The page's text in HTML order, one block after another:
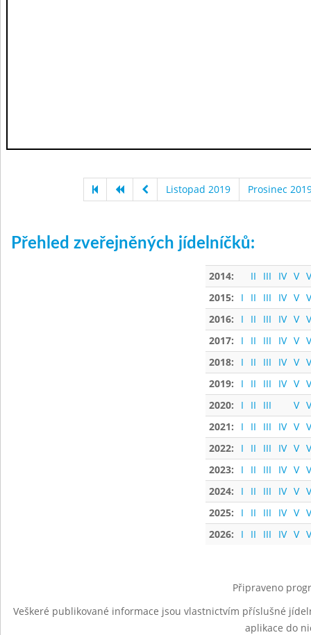
Listopad 2019 Prosinec
Přehled zveřejněných jídelníčků:
2014: II III IV V
2015:
I II III IV V
2016:
I II III IV V
2017:
I II III IV V
2018:
I II III IV V
2019:
I II III IV V
2020:
I II III V
2021:
I II III IV V
2022:
I II III IV V
2023:
I II III IV V
2024:
I II III IV V
2025:
I II III IV V
2026:
I II III IV V
Připraveno
Veškeré publikované informace jsou vlastnictvím příslušné
aplikace do